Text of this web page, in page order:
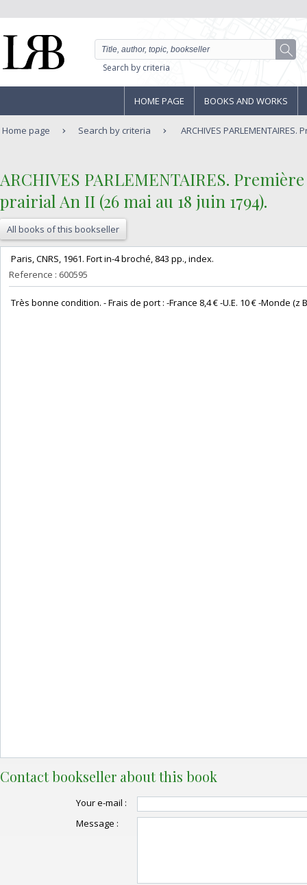
Search by criteria
HOME PAGE BOOKS AND WORKS
Home page Search by criteria ARCHIVES
‎ARCHIVES PARLEMENTAIRES.
prairial An II (26 mai au 18 juin 1794).‎
All books of this bookseller
‎ Paris, CNRS, 1961. Fort in-4 broché, 843 pp., index. ‎
Reference : 600595
Très bonne condition. - Frais de port : -France 8,4 € -U.E. 10 € -Monde (z B
Contact bookseller about this book
Your e-mail :
Message :